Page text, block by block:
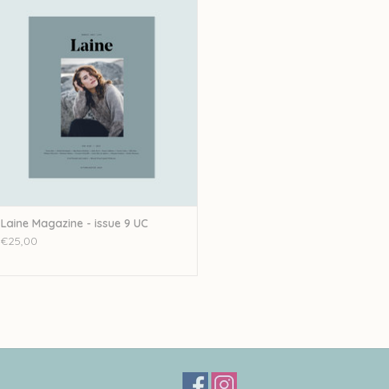
TOEVOEGEN AAN WINKELWAGEN
Laine Magazine - issue 9 UC
€25,00